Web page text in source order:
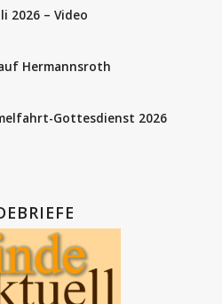
2026 – Video
Hermannsroth
Gottesdienst 2026